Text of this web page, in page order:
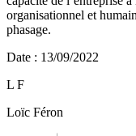
organisationnel et
phasage.
Date : 13/09/2022
L F
Loïc Féron